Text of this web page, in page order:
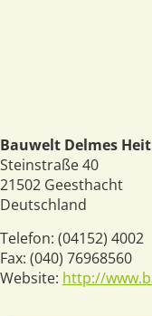
Bauwelt Delmes
Steinstraße 40
21502 Geesthacht
Deutschland
Telefon: (04152) 4002
Fax: (040) 76968560
Website: http://